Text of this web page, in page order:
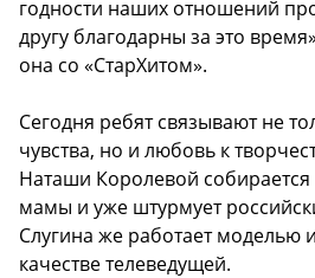
годности наших отношений
другу благодарны за это
она со «СтарХитом».
Сегодня ребят связывают не
чувства, но и любовь к
Наташи Королевой собирается
мамы и уже штурмует
Слугина же работает моделью
качестве телеведущей.